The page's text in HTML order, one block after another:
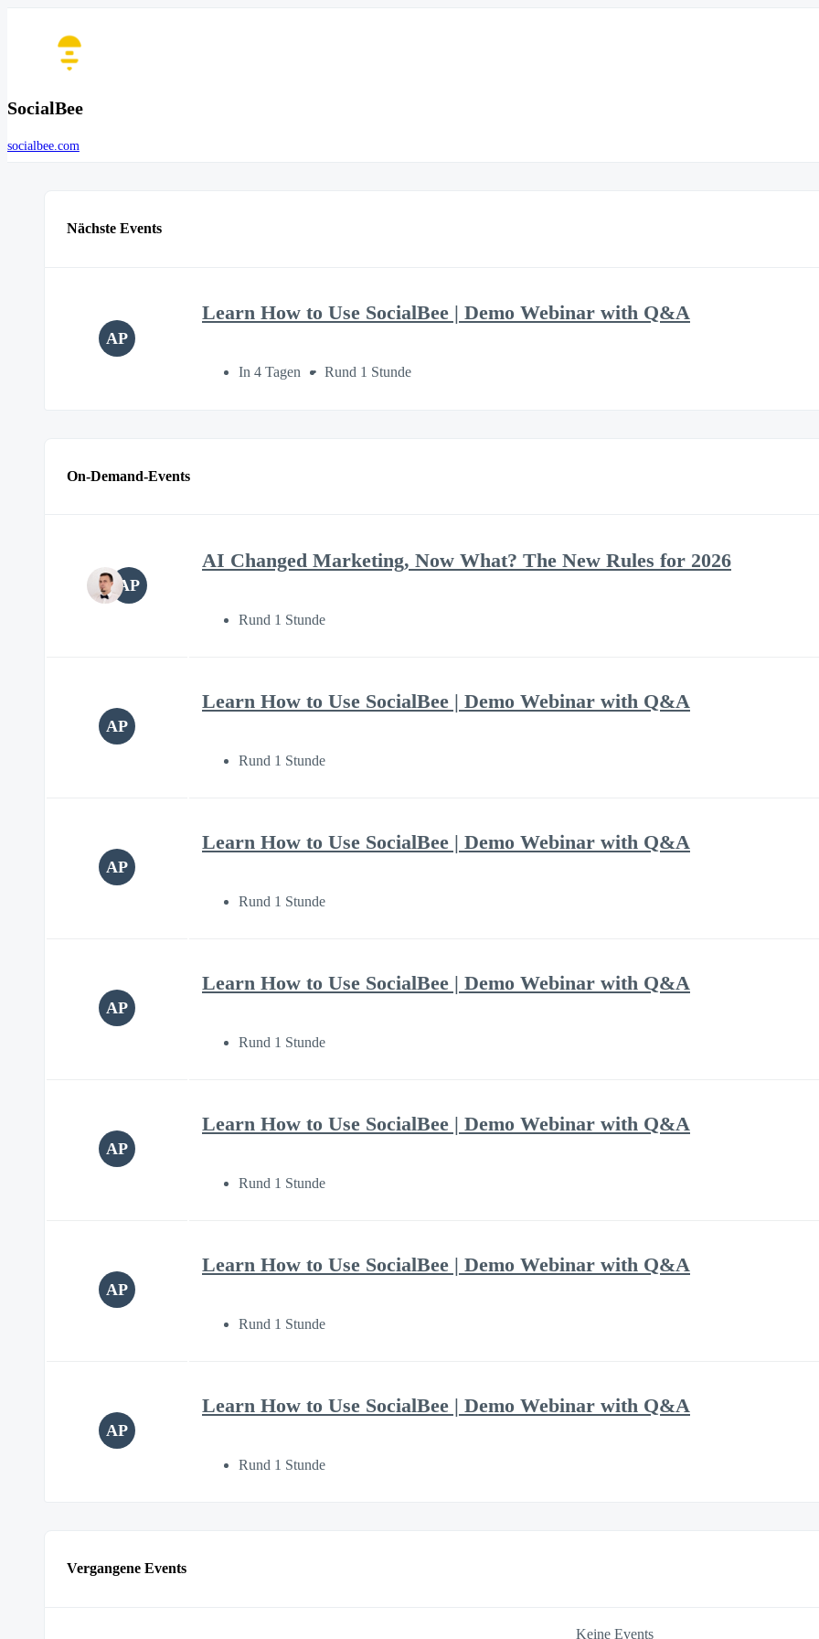
SocialBee
socialbee.com
Nächste Events
AP
Learn How to Use SocialBee | Demo Webinar with Q&A
In 4 Tagen Rund 1 Stunde
On-Demand-Events
AP
AI Changed Marketing, Now What? The New Rules for 2026
Rund 1 Stunde
AP
Learn How to Use SocialBee | Demo Webinar with Q&A
Rund 1 Stunde
AP
Learn How to Use SocialBee | Demo Webinar with Q&A
Rund 1 Stunde
AP
Learn How to Use SocialBee | Demo Webinar with Q&A
Rund 1 Stunde
AP
Learn How to Use SocialBee | Demo Webinar with Q&A
Rund 1 Stunde
AP
Learn How to Use SocialBee | Demo Webinar with Q&A
Rund 1 Stunde
AP
Learn How to Use SocialBee | Demo Webinar with Q&A
Rund 1 Stunde
Vergangene Events
Keine Events